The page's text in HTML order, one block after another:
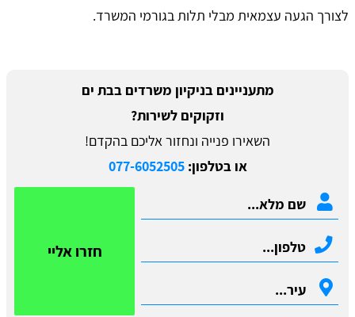
לצורך הגעה עצמאית מבלי תלות בגורמי המשרד.
מתעניינים ב​ניקיון משרדים בבת ים
וזקוקים לשירות?
השאירו פנייה ונחזור אליכם בהקדם!
או בטלפון:077-6052505
חזרו אליי